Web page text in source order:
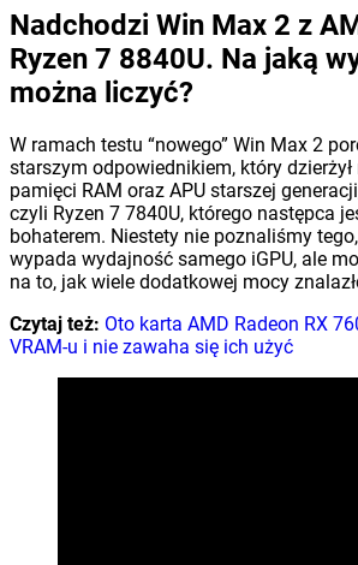
Nadchodzi Win Max 2 z
Ryzen 7 8840U. Na jaką
można liczyć?
W ramach testu “nowego” Win Max 2
starszym odpowiednikiem, który dzierżył
pamięci RAM oraz APU starszej
czyli Ryzen 7 7840U, którego następca
bohaterem. Niestety nie poznaliśmy
wypada wydajność samego iGPU, ale
na to, jak wiele dodatkowej mocy
Czytaj też: Oto karta AMD Radeon RX
VRAM-u i nie zawaha się ich użyć